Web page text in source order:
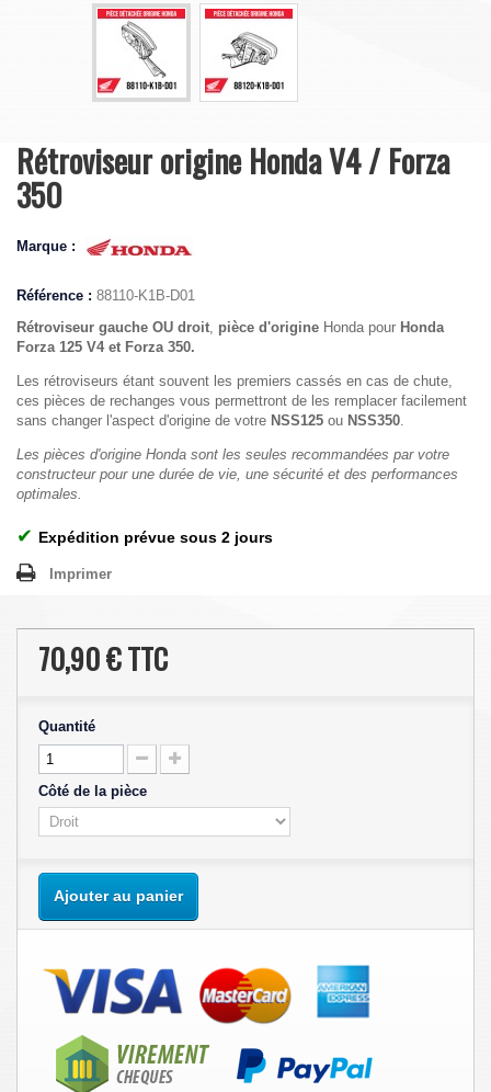
Rétroviseur origine Honda V4 / Forza
350
Marque :
Référence : 88110-K1B-D01
Rétroviseur gauche OU droit, pièce d'origine Honda pour Honda
Forza 125 V4 et Forza 350.
Les rétroviseurs étant souvent les premiers cassés en cas de chute,
ces pièces de rechanges vous permettront de les remplacer facilement
sans changer l'aspect d'origine de votre NSS125 ou NSS350.
Les pièces d'origine Honda sont les seules recommandées par votre
constructeur pour une durée de vie, une sécurité et des performances
optimales.
✔ Expédition prévue sous 2 jours
Imprimer
70,90 €TTC
Quantité
Côté de la pièce
Ajouter au panier